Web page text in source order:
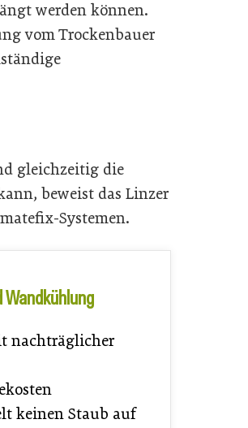
werden können.
vom Trockenbauer
gleichzeitig die
beweist das Linzer
Systemen.
nachträglicher
keinen Staub auf